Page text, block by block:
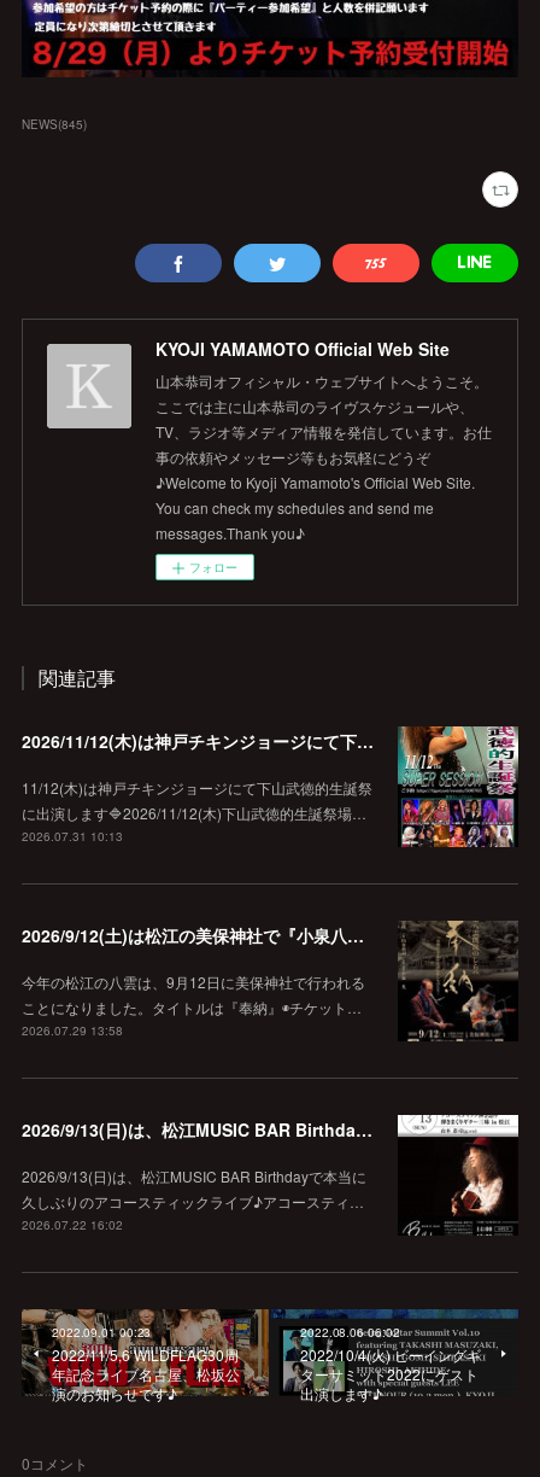
NEWS(845)
KYOJI YAMAMOTO Official Web Site
山本恭司オフィシャル・ウェブサイトへようこそ。
ここでは主に山本恭司のライヴスケジュールや、
TV、ラジオ等メディア情報を発信しています。お仕
事の依頼やメッセージ等もお気軽にどうぞ
♪Welcome to Kyoji Yamamoto's Official Web Site.
You can check my schedules and send me
messages.Thank you♪
フォロー
関連記事
2026/11/12(木)は神戸チキンジョージにて下山武徳的生誕祭に出演します♪
11/12(木)は神戸チキンジョージにて下山武徳的生誕祭
に出演します🔷2026/11/12(木)下山武徳的生誕祭場…
2026.07.31 10:13
2026/9/12(土)は松江の美保神社で『小泉八雲朗読のしらべ』
今年の松江の八雲は、9月12日に美保神社で行われる
ことになりました。タイトルは『奉納』◉チケット…
2026.07.29 13:58
2026/9/13(日)は、松江MUSIC BAR Birthdayでアコースティック弾き語り弾きまくりギター三昧♪
2026/9/13(日)は、松江MUSIC BAR Birthdayで本当に
久しぶりのアコースティックライブ♪アコースティ…
2026.07.22 16:02
2022.09.01 00:23
2022/11/5,6 WILDFLAG30周
年記念ライブ名古屋、松坂公
演のお知らせです♪
2022.08.06 06:02
2022/10/4(火) ビーイングギ
ターサミット2022にゲスト
出演します♪
0コメント